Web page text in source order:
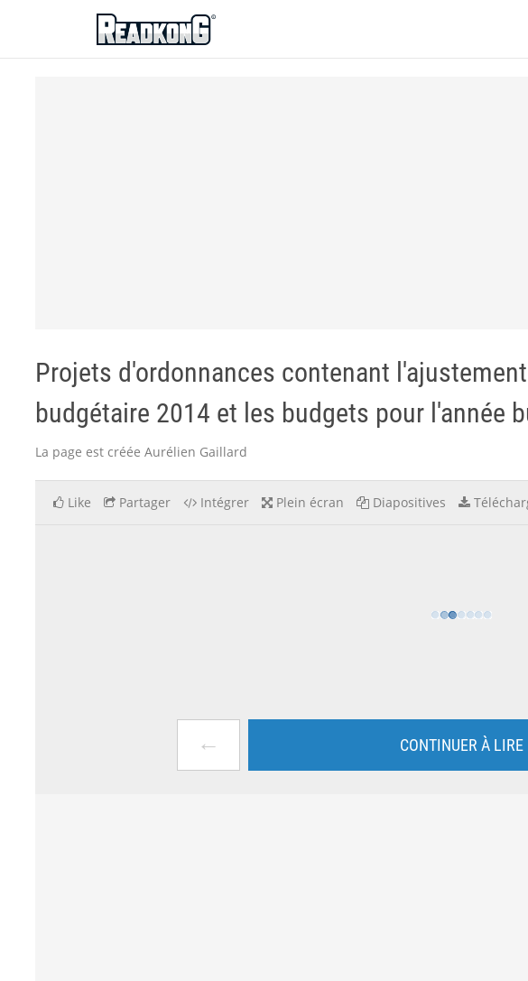
ReadkonG
Projets d'ordonnances contenant
budgétaire 2014 et les budgets pour l'année
La page est créée Aurélien Gaillard
Like Partager Intégrer Plein écran Diapositives
← CONTINUER À LIRE